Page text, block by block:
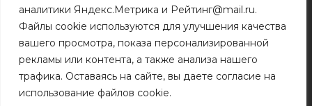
аналитики Яндекс.Метрика и Рейтинг@mail.ru.
Файлы cookie используются для улучшения качества
вашего просмотра, показа персонализированной
рекламы или контента, а также анализа нашего
трафика. Оставаясь на сайте, вы даете согласие на
использование файлов cookie.
Поиск